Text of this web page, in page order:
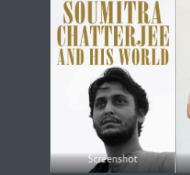
Screenshot